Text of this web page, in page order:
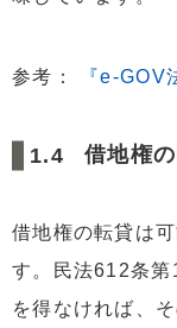
参考： 『e-
借地権
借地権の転貸は
す。民法612条第
を得なければ、